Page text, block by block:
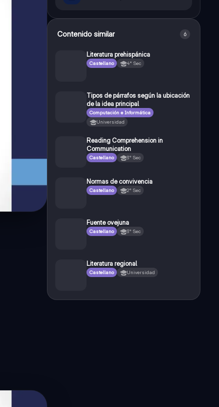
Contenido similar 6
Literatura prehispánica
Castellano 4° Sec
Tipos de párrafos según la ubicación
de la idea principal
Computación e Informática
Universidad
Reading Comprehension in
Communication
Castellano 3° Sec
Normas de convivencia
Castellano 2° Sec
Fuente ovejuna
Castellano 3° Sec
Literatura regional
Castellano Universidad